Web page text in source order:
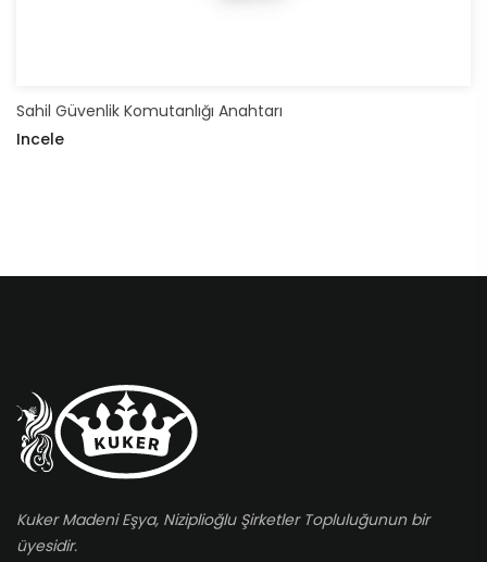
Sahil Güvenlik Komutanlığı Anahtarı
Incele
Kuker Madeni Eşya, Niziplioğlu Şirketler Topluluğunun bir
üyesidir.